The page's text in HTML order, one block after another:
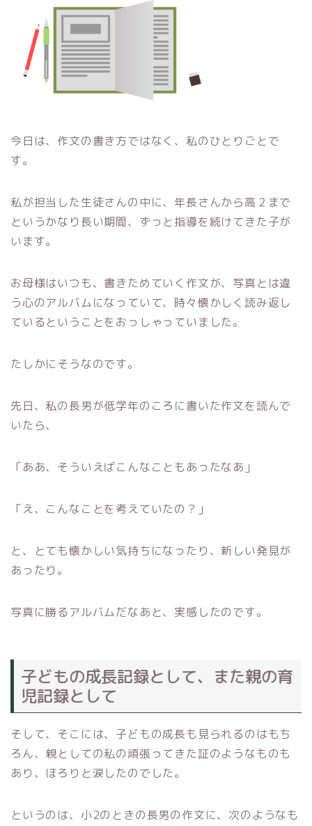
今日は、作文の書き方ではなく、私のひとりごとで
す。
私が担当した生徒さんの中に、年長さんから高２まで
というかなり長い期間、ずっと指導を続けてきた子が
います。
お母様はいつも、書きためていく作文が、写真とは違
う心のアルバムになっていて、時々懐かしく読み返し
ているということをおっしゃっていました。
たしかにそうなのです。
先日、私の長男が低学年のころに書いた作文を読んで
いたら、
「ああ、そういえばこんなこともあったなあ」
「え、こんなことを考えていたの？」
と、とても懐かしい気持ちになったり、新しい発見が
あったり。
写真に勝るアルバムだなあと、実感したのです。
子どもの成長記録として、また親の育
児記録として
そして、そこには、子どもの成長も見られるのはもち
ろん、親としての私の頑張ってきた証のようなものも
あり、ほろりと涙したのでした。
というのは、小2のときの長男の作文に、次のようなも